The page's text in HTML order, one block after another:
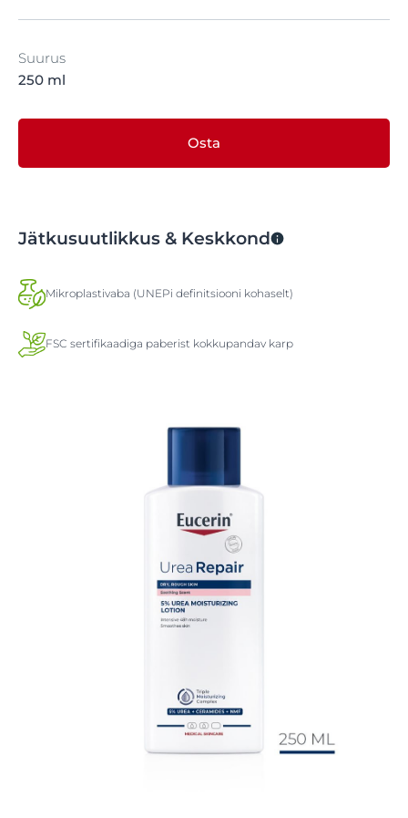
Suurus
250 ml
Osta
Jätkusuutlikkus & Keskkond
Mikroplastivaba (UNEPi definitsiooni kohaselt)
FSC sertifikaadiga paberist kokkupandav karp